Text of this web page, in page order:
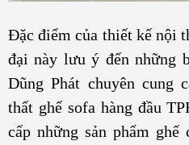
Đặc điểm của thiết kế nội
đại này lưu ý đến những
Dũng Phát chuyên cung
thất ghế sofa hàng đầu
cấp những sản phẩm ghế